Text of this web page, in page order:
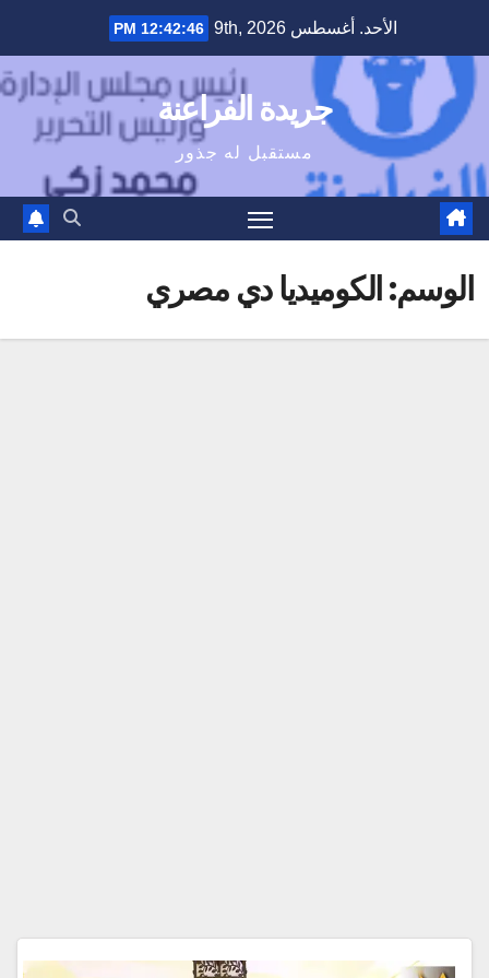
content
الأحد. أغسطس 9th, 2026 12:42:47 PM
جريدة الفراعنة
مستقبل له جذور
الوسم: الكوميديا دي مصري